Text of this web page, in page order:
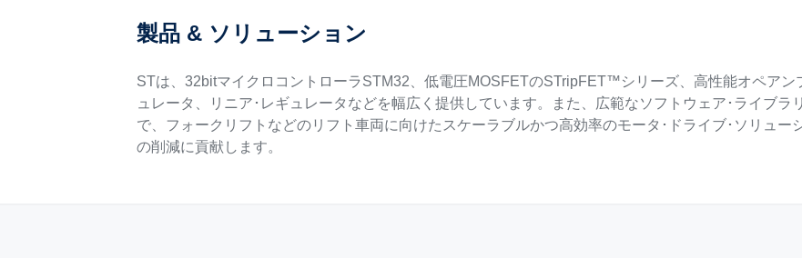
製品 & ソリューション
STは、32bitマイクロコントローラSTM32、低電圧MOSFETのSTripFET™シリーズ、高性能オペア
ュレータ、リニア･レギュレータなどを幅広く提供しています。また、広範なソフトウェア･ライブラ
で、フォークリフトなどのリフト車両に向けたスケーラブルかつ高効率のモータ･ドライブ･ソリュー
の削減に貢献します。